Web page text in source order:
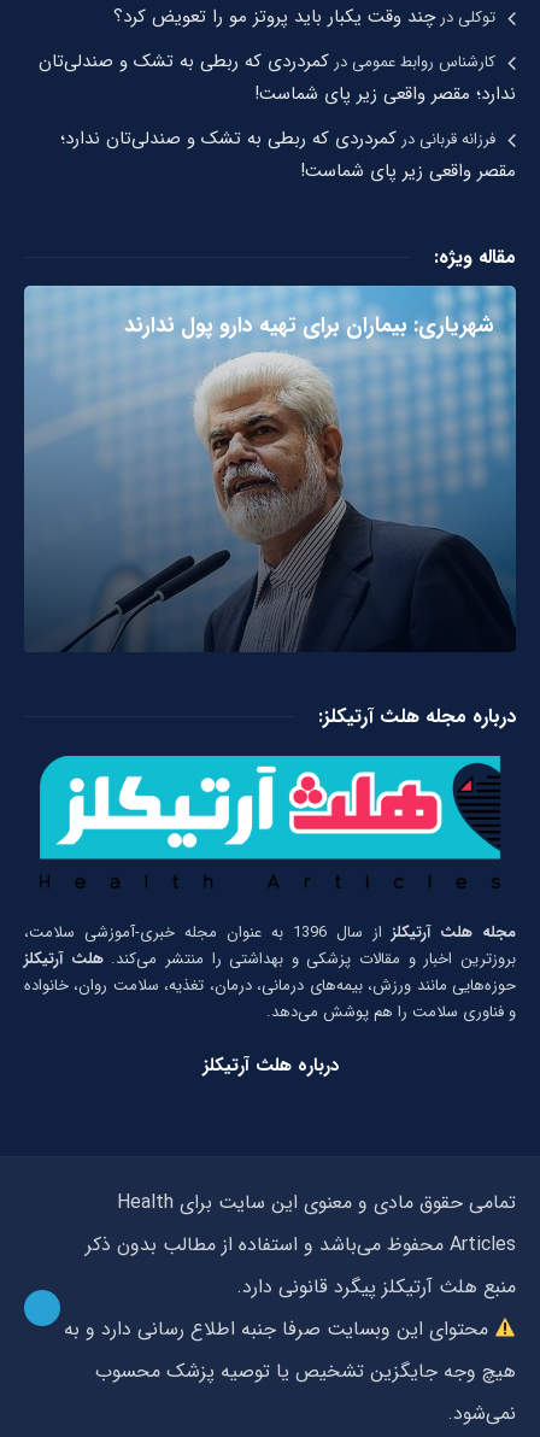
توکلیدرچند وقت یکبار باید پروتز مو را تعویض کرد؟
کارشناس روابط عمومیدر کمردردی که ربطی به تشک و صندلی‌تان
ندارد؛ مقصر واقعی زیر پای شماست!
فرزانه قربانیدر کمردردی که ربطی به تشک و صندلی‌تان ندارد؛
مقصر واقعی زیر پای شماست!
مقاله ویژه:
شهریاری: بیماران برای تهیه دارو پول ندارند
درباره مجله هلث آرتیکلز:
مجله هلث آرتیکلز
از سال 1396 به عنوان مجله خبری-آموزشی سلامت،
بروزترین اخبار و مقالات پزشکی و بهداشتی را منتشر می‌کند.هلث آرتیکلز
حوزه‌هایی مانند ورزش، بیمه‌های درمانی، درمان، تغذیه، سلامت روان، خانواده
و فناوری سلامت را هم پوشش می‌دهد.
درباره هلث آرتیکلز
تمامی حقوق مادی و معنوی این سایت برای Health
Articles محفوظ می‌باشد و استفاده از مطالب بدون ذکر
منبع هلث آرتیکلز پیگرد قانونی دارد.
محتوای این وبسایت صرفا جنبه اطلاع رسانی دارد و به
هیچ وجه جایگزین تشخیص یا توصیه پزشک محسوب
نمی‌شود.